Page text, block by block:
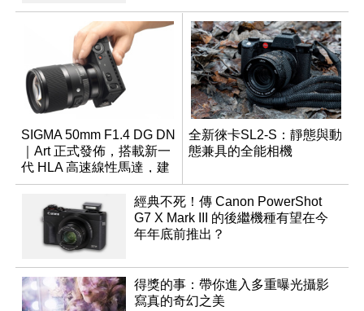
SIGMA 50mm F1.4 DG DN
｜Art 正式發佈，搭載新一
代 HLA 高速線性馬達，建
議售價約 26K
全新徠卡SL2-S：靜態與動
態兼具的全能相機
經典不死！傳 Canon PowerShot
G7 X Mark III 的後繼機種有望在今
年年底前推出？
得獎的事：帶你進入多重曝光攝影
寫真的奇幻之美